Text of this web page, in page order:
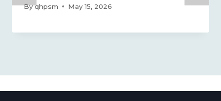
Byqhpsm May 15, 2026